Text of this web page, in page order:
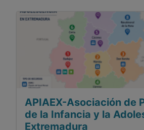
APIAEX-Asociación de
de la Infancia y la
Extremadura